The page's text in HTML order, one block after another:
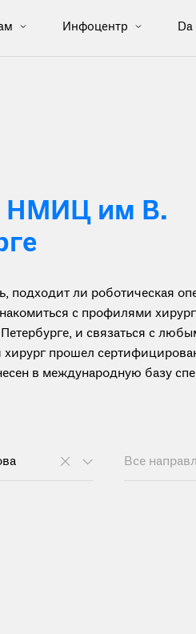
Инфоцентр
НМИЦ им В.
подходит ли роботическая
с профилями
и связаться с
прошел
в международную базу
Все